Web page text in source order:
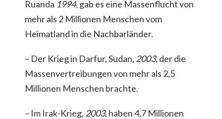
Ruanda 1994, gab es eine Massenflucht von
mehr als 2 Millionen Menschen vom
Heimatland in die Nachbarländer.
– Der Krieg in Darfur, Sudan, 2003, der die
Massenvertreibungen von mehr als 2,5
Millionen Menschen brachte.
– Im Irak-Krieg, 2003, haben 4,7 Millionen